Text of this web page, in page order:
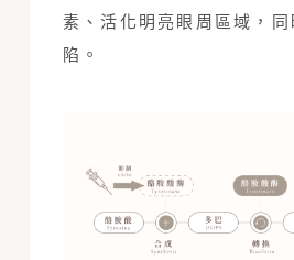
素、活化明亮眼周區域，同
陷。